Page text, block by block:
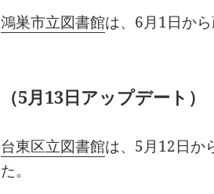
鴻巣市立図書館は、6月1日か
（5月13日アップデート）
台東区立図書館は、5月12日か
た。